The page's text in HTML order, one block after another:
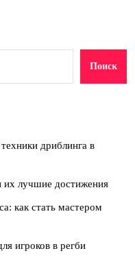
Поиск
дриблинга в
их лучшие достижения
как стать мастером
игроков в регби